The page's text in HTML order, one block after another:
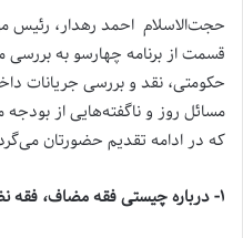
حجت‌الاسلام احمد رهدار، رئیس
قسمت از برنامه چهارسو به
حکومتی، نقد و بررسی جریانات
مسائل روز و ناگفته‌هایی از
که در ادامه تقدیم حضورتان
۱- درباره چیستی فقه مضاف، فقه نظام و فقه حکومتی بفرمایید.